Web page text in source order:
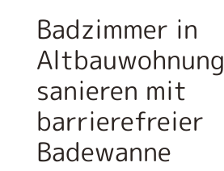
Badzimmer in
Altbauwohnung
sanieren mit
barrierefreier
Badewanne